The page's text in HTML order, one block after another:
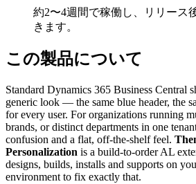
約2〜4週間で稼働し、リリース
きます。
この製品について
Standard Dynamics 365 Business Central
generic look — the same blue header, the
for every user. For organizations running
brands, or distinct departments in one
confusion and a flat, off-the-shelf feel.
Personalization is a build-to-order AL
designs, builds, installs and supports on
environment to fix exactly that.